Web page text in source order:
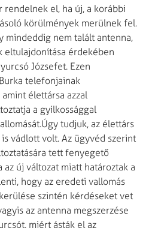
rendelnek el, ha új, a korábbi
körülmények merülnek fel.
mindeddig nem talált antenna,
eltulajdonítása érdekében
Józsefet. Ezen
telefonjainak
élettársa azzal
a gyilkossággal
Úgy tudjuk, az élettárs
vádlott volt. Az ügyvéd szerint
tett fenyegető
új változat miatt határoztak a
hogy az eredeti vallomás
szintén kérdéseket vet
az antenna megszerzése
miért ásták el az